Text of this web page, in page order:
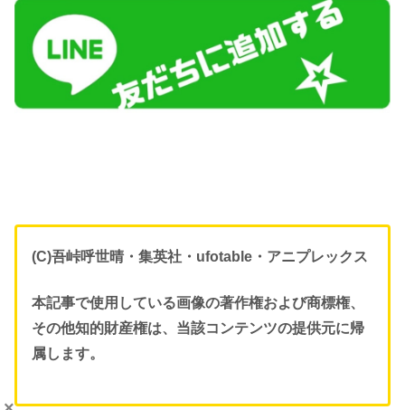
(C)吾峠呼世晴・集英社・ufotable・アニプレックス
本記事で使用している画像の著作権および商標権、
その他知的財産権は、当該コンテンツの提供元に帰
属します。